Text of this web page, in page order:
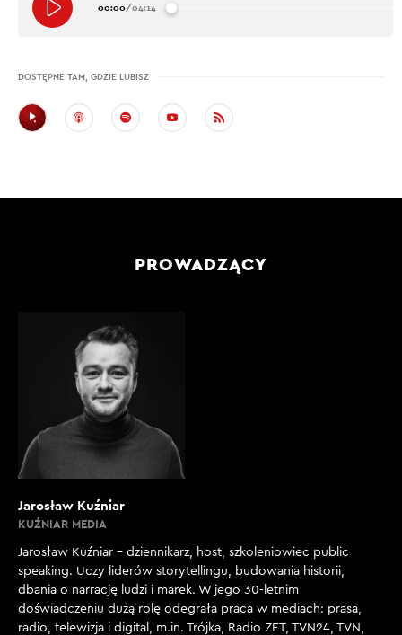
00:00/04:14
DOSTĘPNE TAM, GDZIE LUBISZ
PROWADZĄCY
Jarosław Kuźniar
KUŹNIAR MEDIA
Jarosław Kuźniar – dziennikarz, host, szkoleniowiec public
speaking. Uczy liderów storytellingu, budowania historii,
dbania o narrację ludzi i marek. W jego 30-letnim
doświadczeniu dużą rolę odegrała praca w mediach: prasa,
radio, telewizja i digital, m.in. Trójka, Radio ZET, TVN24, TVN,